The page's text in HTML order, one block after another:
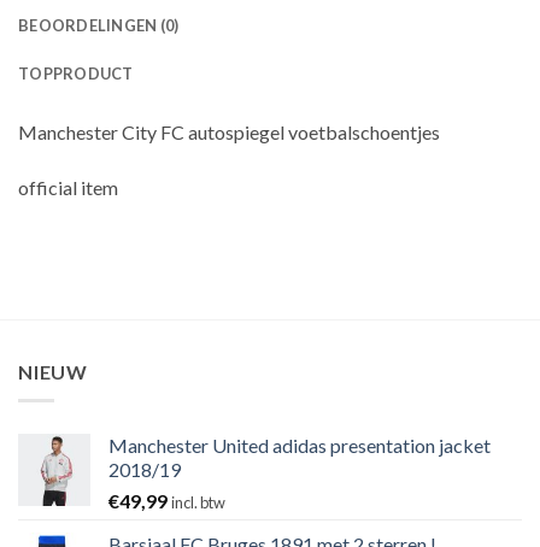
BEOORDELINGEN (0)
TOPPRODUCT
Manchester City FC autospiegel voetbalschoentjes
official item
NIEUW
Manchester United adidas presentation jacket
2018/19
€49,99incl. btw